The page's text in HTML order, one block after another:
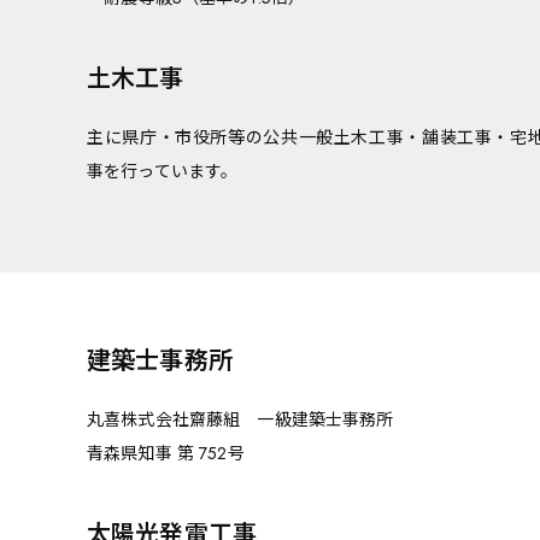
土木工事
主に県庁・市役所等の公共一般土木工事・舗装工事・宅
事を行っています。
建築士事務所
丸喜株式会社齋藤組 一級建築士事務所
青森県知事 第 752号